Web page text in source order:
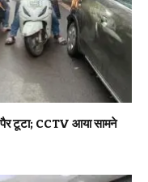
पैर टूटा; CCTV आया सामने